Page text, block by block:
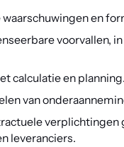
en
voorvallen,
calculatie en planning.
van
leveranciers.